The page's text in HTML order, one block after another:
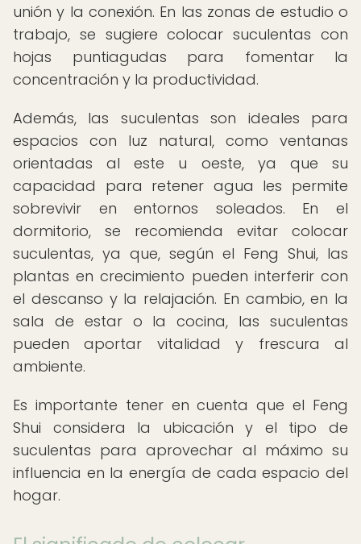
unión y la conexión. En las zonas de estudio o
trabajo, se sugiere colocar suculentas con
hojas puntiagudas para fomentar la
concentración y la productividad.
Además, las suculentas son ideales para
espacios con luz natural, como ventanas
orientadas al este u oeste, ya que su
capacidad para retener agua les permite
sobrevivir en entornos soleados. En el
dormitorio, se recomienda evitar colocar
suculentas, ya que, según el Feng Shui, las
plantas en crecimiento pueden interferir con
el descanso y la relajación. En cambio, en la
sala de estar o la cocina, las suculentas
pueden aportar vitalidad y frescura al
ambiente.
Es importante tener en cuenta que el Feng
Shui considera la ubicación y el tipo de
suculentas para aprovechar al máximo su
influencia en la energía de cada espacio del
hogar.